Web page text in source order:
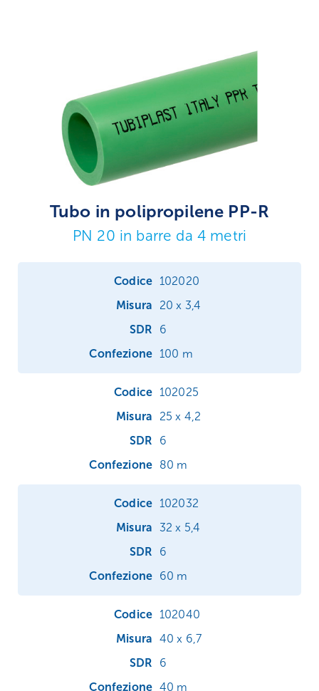
Tubo in polipropilene PP-R
PN 20 in barre da 4 metri
102020
20 x 3,4
6
100 m
102025
25 x 4,2
6
80 m
102032
32 x 5,4
6
60 m
102040
40 x 6,7
6
40 m